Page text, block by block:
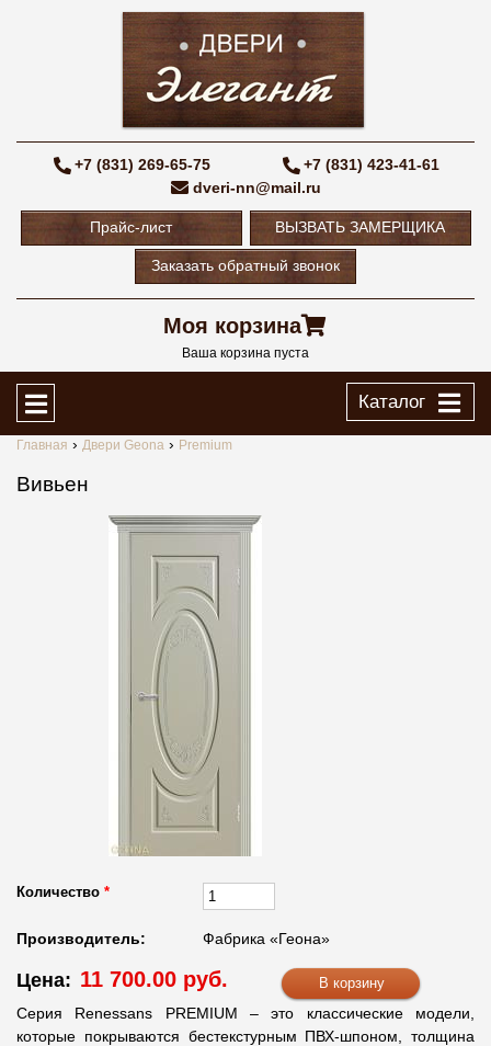
+7 (831) 269-65-75
+7 (831) 423-41-61
dveri-nn@mail.ru
Прайс-лист ВЫЗВАТЬ ЗАМЕРЩИКА
Заказать обратный звонок
Моя корзина
Ваша корзина пуста
Каталог
Главная Двери Geona Premium
Вивьен
Количество *
Производитель: Фабрика «Геона»
Цена: 11 700.00 руб.
Серия Renessans PREMIUM – это классические модели,
которые покрываются бестекстурным ПВХ-шпоном, толщина